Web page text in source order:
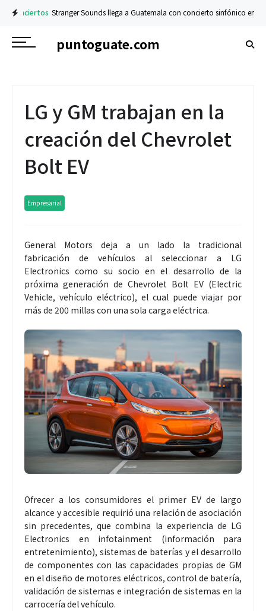
Stranger Sounds llega a Guatemala con concierto sinfónico en el
puntoguate.com
LG y GM trabajan en la
creación del Chevrolet
Bolt EV
Empresarial
General Motors deja a un lado la tradicional
fabricación de vehículos al seleccionar a LG
Electronics como su socio en el desarrollo de la
próxima generación de Chevrolet Bolt EV (Electric
Vehicle, vehículo eléctrico), el cual puede viajar por
más de 200 millas con una sola carga eléctrica.
Ofrecer a los consumidores el primer EV de largo
alcance y accesible requirió una relación de asociación
sin precedentes, que combina la experiencia de LG
Electronics en infotainment (información para
entretenimiento), sistemas de baterías y el desarrollo
de componentes con las capacidades propias de GM
en el diseño de motores eléctricos, control de batería,
validación de sistemas e integración de sistemas en la
carrocería del vehículo.